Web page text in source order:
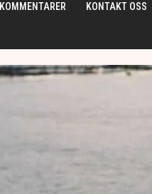
KOMMENTARER KONTAKT OSS